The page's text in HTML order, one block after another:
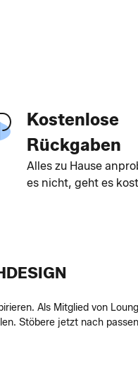
Kostenlose
Rückgaben
Alles zu Hause
es nicht, geht es
Als Mitglied von
Stöbere jetzt nach